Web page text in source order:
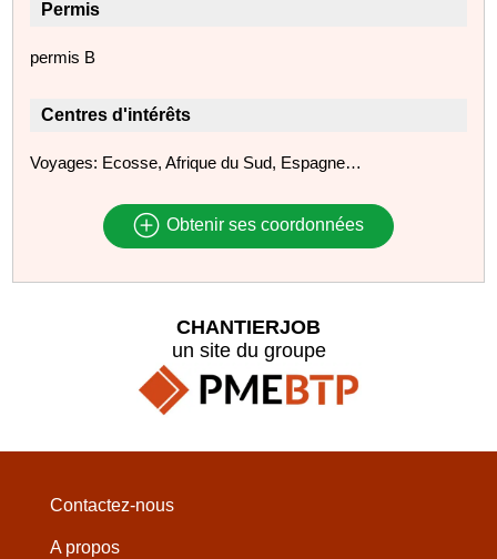
Permis
permis B
Centres d'intérêts
Voyages: Ecosse, Afrique du Sud, Espagne…
Obtenir ses coordonnées
CHANTIERJOB
un site du groupe
Contactez-nous
A propos